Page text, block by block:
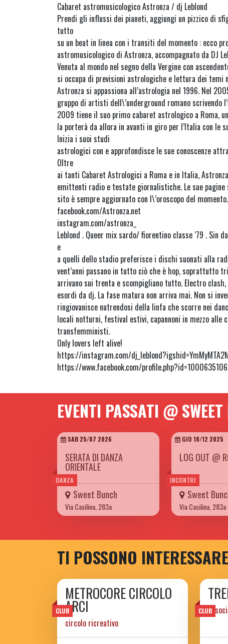
Cabaret astromusicologico Astronza / dj Leblond
Prendi gli influssi dei pianeti, aggiungi un pizzico di
tutto
su un beat in linea con i transiti del momento : ecco
astromusicologico di Astronza, accompagnato da DJ
Venuta al mondo nel segno della Vergine con
si occupa di previsioni astrologiche e lettura dei temi
Astronza si appassiona all’astrologia nel 1996. Nel
gruppo di artisti dell\’underground romano scrivendo
2009 tiene il suo primo cabaret astrologico a Roma,
la porterà da allora in avanti in giro per l’Italia con le
Inizia i suoi studi
astrologici con e approfondisce le sue conoscenze
Oltre
ai tanti Cabaret Astrologici a Roma e in Italia,
emittenti radio e testate giornalistiche. Le sue
sito è sempre aggiornato con l\’oroscopo del
facebook.com/Astronza.net
instagram.com/astronza_
Leblond . Queer mix sardo/ fiorentino classe ‘79 . Sin
e
a quelli dello stadio preferisce i dischi suonati alla
vent’anni passano in tutto ciò che è hop, soprattutto
arrivano sui trenta e scompigliano tutto. Electro
esordi da dj. La fase matura non arriva mai. Non si
ringiovanisce nutrendosi della linfa che scorre nei
locali notturni, festival estivi, capannoni in mezzo alle
transfemministi.
Only lovers left alive!
https://instagram.com/
https://www.facebook.com/
EVENTI PASSATI @
DANZA
SAB 25/07 2026
SERATA DI DANZA
ORIENTALE
Sweet Bunch
Via Casilina, 283a
INCONTRI
GIO 18/12 2025
LOG OUT @
Sweet
Via Casilina, 283a
TI POSSONO
CLUB
METROCORE CIRCOLO
ARCI
circolo ricreativo
CLUB